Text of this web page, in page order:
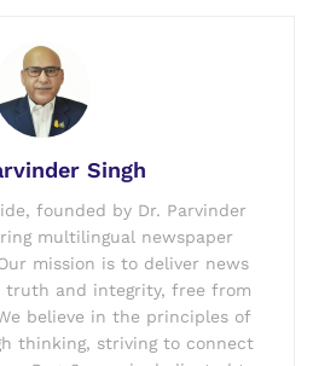
Singh
founded by Dr. Parvinder
multilingual newspaper
mission is to deliver news
and integrity, free from
believe in the principles of
thinking, striving to connect